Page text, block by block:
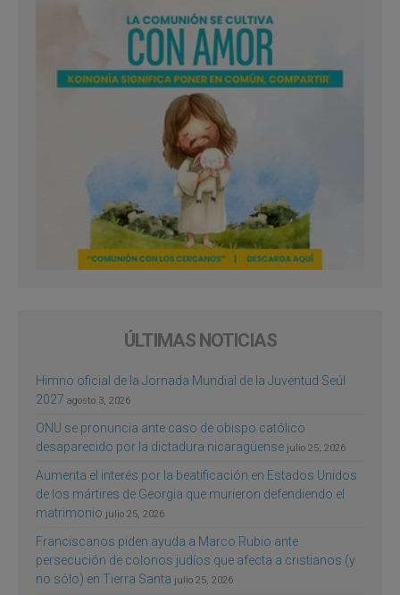
ÚLTIMAS NOTICIAS
Himno oficial de la Jornada Mundial de la Juventud Seúl
2027 agosto 3, 2026
ONU se pronuncia ante caso de obispo católico
desaparecido por la dictadura nicaragüense julio 25, 2026
Aumenta el interés por la beatificación en Estados Unidos
de los mártires de Georgia que murieron defendiendo el
matrimonio julio 25, 2026
Franciscanos piden ayuda a Marco Rubio ante
persecución de colonos judíos que afecta a cristianos (y
no sólo) en Tierra Santa julio 25, 2026